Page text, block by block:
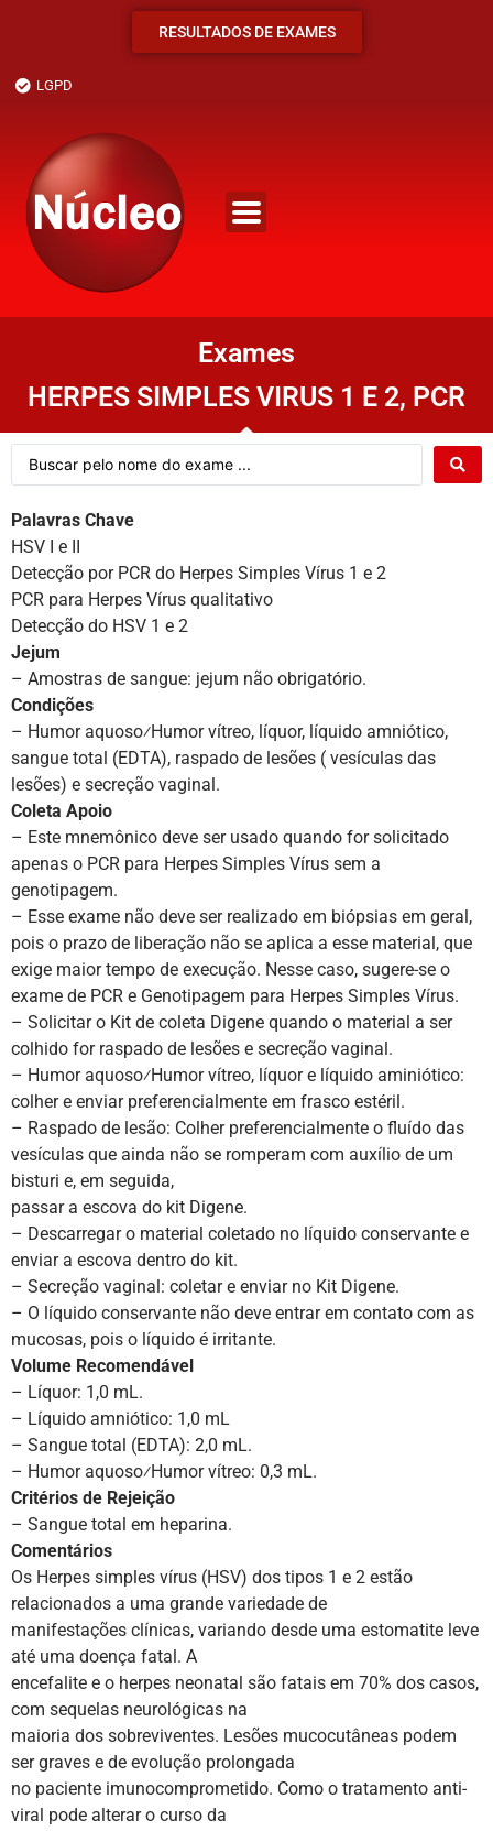
RESULTADOS DE EXAMES
LGPD
Exames
HERPES SIMPLES VIRUS 1 E 2, PCR
Palavras Chave
HSV I e II
Detecção por PCR do Herpes Simples Vírus 1 e 2
PCR para Herpes Vírus qualitativo
Detecção do HSV 1 e 2
Jejum
– Amostras de sangue: jejum não obrigatório.
Condições
– Humor aquoso⁄Humor vítreo, líquor, líquido amniótico,
sangue total (EDTA), raspado de lesões ( vesículas das
lesões) e secreção vaginal.
Coleta Apoio
– Este mnemônico deve ser usado quando for solicitado
apenas o PCR para Herpes Simples Vírus sem a
genotipagem.
– Esse exame não deve ser realizado em biópsias em geral,
pois o prazo de liberação não se aplica a esse material, que
exige maior tempo de execução. Nesse caso, sugere-se o
exame de PCR e Genotipagem para Herpes Simples Vírus.
– Solicitar o Kit de coleta Digene quando o material a ser
colhido for raspado de lesões e secreção vaginal.
– Humor aquoso⁄Humor vítreo, líquor e líquido aminiótico:
colher e enviar preferencialmente em frasco estéril.
– Raspado de lesão: Colher preferencialmente o fluído das
vesículas que ainda não se romperam com auxílio de um
bisturi e, em seguida,
passar a escova do kit Digene.
– Descarregar o material coletado no líquido conservante e
enviar a escova dentro do kit.
– Secreção vaginal: coletar e enviar no Kit Digene.
– O líquido conservante não deve entrar em contato com as
mucosas, pois o líquido é irritante.
Volume Recomendável
– Líquor: 1,0 mL.
– Líquido amniótico: 1,0 mL
– Sangue total (EDTA): 2,0 mL.
– Humor aquoso⁄Humor vítreo: 0,3 mL.
Critérios de Rejeição
– Sangue total em heparina.
Comentários
Os Herpes simples vírus (HSV) dos tipos 1 e 2 estão
relacionados a uma grande variedade de
manifestações clínicas, variando desde uma estomatite leve
até uma doença fatal. A
encefalite e o herpes neonatal são fatais em 70% dos casos,
com sequelas neurológicas na
maioria dos sobreviventes. Lesões mucocutâneas podem
ser graves e de evolução prolongada
no paciente imunocomprometido. Como o tratamento anti-
viral pode alterar o curso da